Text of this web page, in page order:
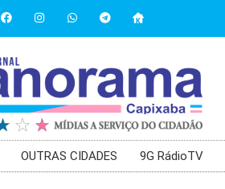
OUTRAS CIDADES 9G RádioTV